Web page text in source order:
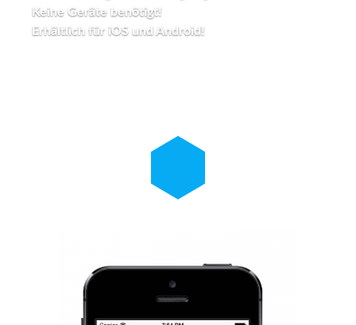
Keine Geräte benötigt!
Erhältlich für iOS und Android!